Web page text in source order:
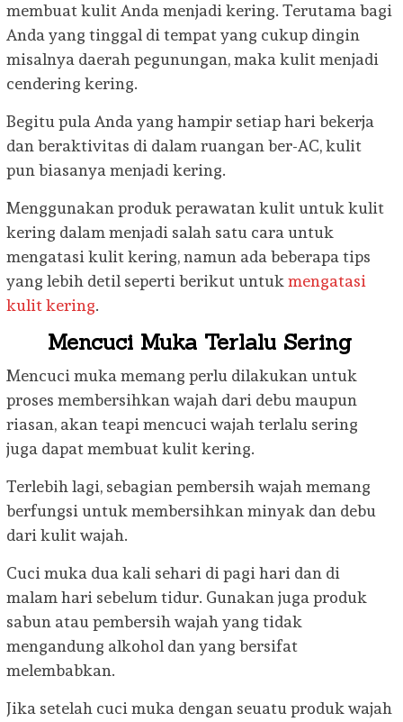
membuat kulit Anda menjadi kering. Terutama bagi
Anda yang tinggal di tempat yang cukup dingin
misalnya daerah pegunungan, maka kulit menjadi
cendering kering.
Begitu pula Anda yang hampir setiap hari bekerja
dan beraktivitas di dalam ruangan ber-AC, kulit
pun biasanya menjadi kering.
Menggunakan produk perawatan kulit untuk kulit
kering dalam menjadi salah satu cara untuk
mengatasi kulit kering, namun ada beberapa tips
yang lebih detil seperti berikut untukmengatasi
kulit kering.
Mencuci Muka Terlalu Sering
Mencuci muka memang perlu dilakukan untuk
proses membersihkan wajah dari debu maupun
riasan, akan teapi mencuci wajah terlalu sering
juga dapat membuat kulit kering.
Terlebih lagi, sebagian pembersih wajah memang
berfungsi untuk membersihkan minyak dan debu
dari kulit wajah.
Cuci muka dua kali sehari di pagi hari dan di
malam hari sebelum tidur. Gunakan juga produk
sabun atau pembersih wajah yang tidak
mengandung alkohol dan yang bersifat
melembabkan.
Jika setelah cuci muka dengan seuatu produk wajah